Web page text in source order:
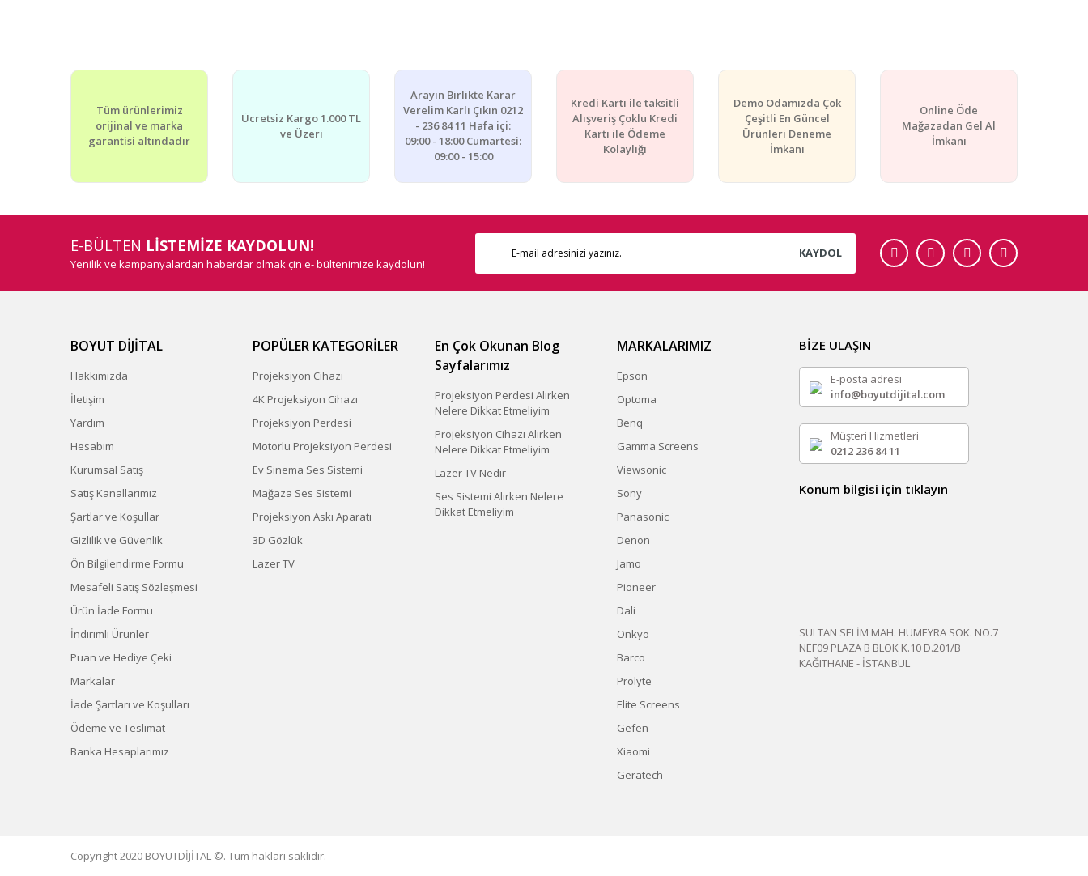
Tüm ürünlerimiz
orijinal ve marka
garantisi altındadır
Ücretsiz Kargo 1.000 TL
ve Üzeri
Arayın Birlikte Karar
Verelim Karlı Çıkın 0212
- 236 84 11 Hafa içi:
09:00 - 18:00 Cumartesi:
09:00 - 15:00
Kredi Kartı ile taksitli
Alışveriş Çoklu Kredi
Kartı ile Ödeme
Kolaylığı
Demo Odamızda Çok
Çeşitli En Güncel
Ürünleri Deneme
İmkanı
Online Öde
Mağazadan Gel Al
İmkanı
E-BÜLTEN LİSTEMİZE KAYDOLUN!
Yenilik ve kampanyalardan haberdar olmak çin e- bültenimize kaydolun!
KAYDOL
BOYUT DİJİTAL
Hakkımızda
İletişim
Yardım
Hesabım
Kurumsal Satış
Satış Kanallarımız
Şartlar ve Koşullar
Gizlilik ve Güvenlik
Ön Bilgilendirme Formu
Mesafeli Satış Sözleşmesi
Ürün İade Formu
İndirimli Ürünler
Puan ve Hediye Çeki
Markalar
İade Şartları ve Koşulları
Ödeme ve Teslimat
Banka Hesaplarımız
POPÜLER KATEGORİLER
Projeksiyon Cihazı
4K Projeksiyon Cihazı
Projeksiyon Perdesi
Motorlu Projeksiyon Perdesi
Ev Sinema Ses Sistemi
Mağaza Ses Sistemi
Projeksiyon Askı Aparatı
3D Gözlük
Lazer TV
En Çok Okunan Blog
Sayfalarımız
Projeksiyon Perdesi Alırken
Nelere Dikkat Etmeliyim
Projeksiyon Cihazı Alırken
Nelere Dikkat Etmeliyim
Lazer TV Nedir
Ses Sistemi Alırken Nelere
Dikkat Etmeliyim
MARKALARIMIZ
Epson
Optoma
Benq
Gamma Screens
Viewsonic
Sony
Panasonic
Denon
Jamo
Pioneer
Dali
Onkyo
Barco
Prolyte
Elite Screens
Gefen
Xiaomi
Geratech
BİZE ULAŞIN
E-posta adresi
info@boyutdijital.com
Müşteri Hizmetleri
0212 236 84 11
Konum bilgisi için tıklayın
SULTAN SELİM MAH. HÜMEYRA SOK. NO.7
NEF09 PLAZA B BLOK K.10 D.201/B
KAĞITHANE - İSTANBUL
Copyright 2020 BOYUTDİJİTAL ©. Tüm hakları saklıdır.